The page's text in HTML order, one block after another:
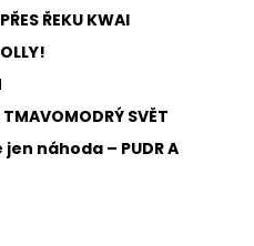
ŘEKU KWAI
SVĚT
náhoda – PUDR A